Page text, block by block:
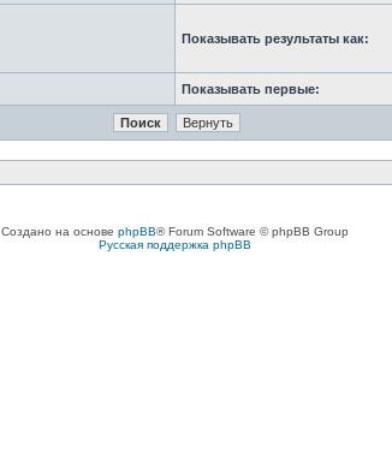
Показывать результаты как:
Показывать первые:
Создано на основе phpBB® Forum Software © phpBB Group
Русская поддержка phpBB